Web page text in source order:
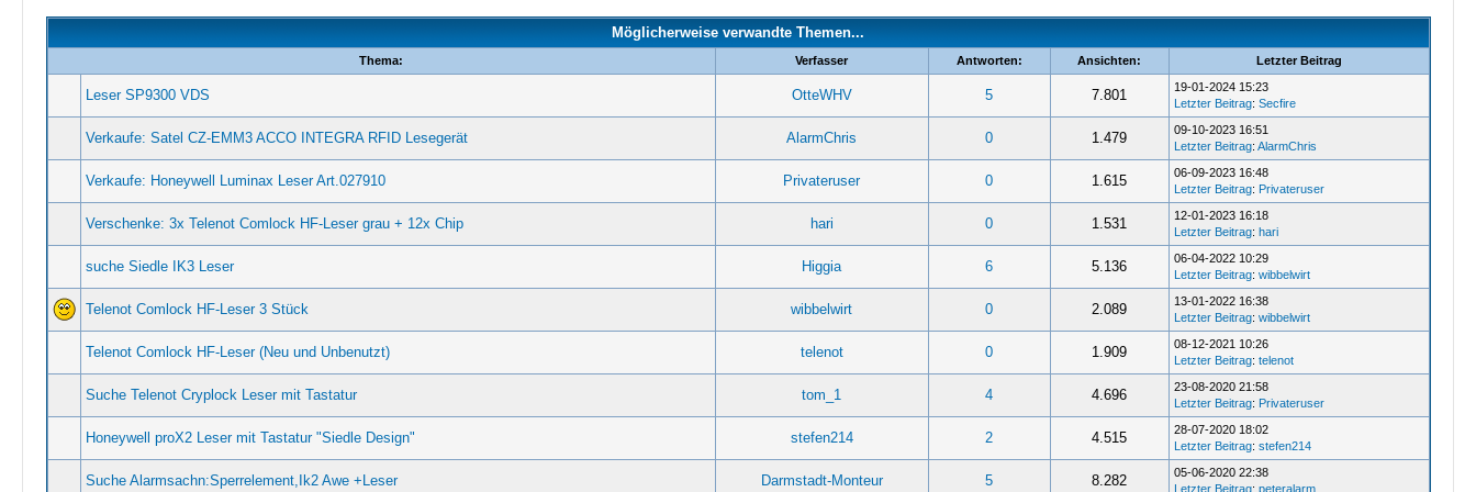
Möglicherweise verwandte Themen...
Thema: Verfasser Antworten: Ansichten: Letzter Beitrag
Leser SP9300 VDS OtteWHV 5 7.801
19-01-2024 15:23
Letzter Beitrag: Secfire
Verkaufe: Satel CZ-EMM3 ACCO INTEGRA RFID Lesegerät AlarmChris 0 1.479
09-10-2023 16:51
Letzter Beitrag: AlarmChris
Verkaufe: Honeywell Luminax Leser Art.027910 Privateruser 0 1.615
06-09-2023 16:48
Letzter Beitrag: Privateruser
Verschenke: 3x Telenot Comlock HF-Leser grau + 12x Chip hari 0 1.531
12-01-2023 16:18
Letzter Beitrag: hari
suche Siedle IK3 Leser Higgia 6 5.136
06-04-2022 10:29
Letzter Beitrag: wibbelwirt
Telenot Comlock HF-Leser 3 Stück wibbelwirt 0 2.089
13-01-2022 16:38
Letzter Beitrag: wibbelwirt
Telenot Comlock HF-Leser (Neu und Unbenutzt) telenot 0 1.909
08-12-2021 10:26
Letzter Beitrag: telenot
Suche Telenot Cryplock Leser mit Tastatur tom_1 4 4.696
23-08-2020 21:58
Letzter Beitrag: Privateruser
Honeywell proX2 Leser mit Tastatur "Siedle Design" stefen214 2 4.515
28-07-2020 18:02
Letzter Beitrag: stefen214
Suche Alarmsachn:Sperrelement,Ik2 Awe +Leser Darmstadt-Monteur 5 8.282
05-06-2020 22:38
Letzter Beitrag: peteralarm